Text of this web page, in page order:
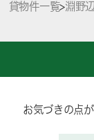
貸物件一覧>淵野
お気づきの点